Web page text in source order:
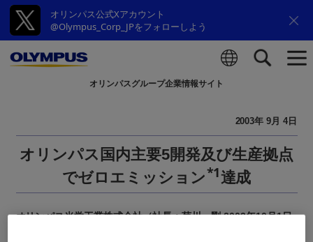
オリンパス公式Xアカウント
@Olympus_Corp_JPをフォローしよう
オリンパスグループ企業情報サイト
2003年 9月 4日
オリンパス国内主要5開発及び生産拠点
でゼロエミッション*1達成
オリンパス光学工業株式会社（社長：菊川 剛 2003年10月1日